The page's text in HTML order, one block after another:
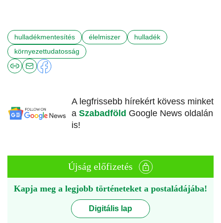
hulladékmentesítés élelmiszer
hulladék
környezettudatosság
A legfrissebb hírekért kövess minket
a Szabadföld Google News oldalán
is!
Újság előfizetés
Kapja meg a legjobb történeteket a postaládájába!
Digitális lap